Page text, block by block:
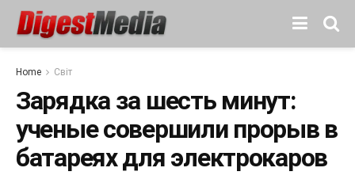
Home Світ
Зарядка за шесть минут:
ученые совершили прорыв в
батареях для электрокаров